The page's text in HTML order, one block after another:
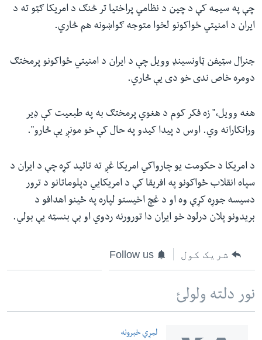
چې په سیمه کې د چین د نظامي پراختیا تر څنګ د امریکا ګټو ته د
ایران د امنیتي ځواکونو لخوا متوجه ګواښونه هم څاري.
جنرال سټیفن ټاونسینډ وویل چې د ایران د امنیتي ځواکونو پرمختګ
دومره خاص ندی خو دی یې څاري.
هغه وویل،" زه فکر کوم د هغوي پرمختګ به په طبعیت کې ډیر
ورانکارانه وي. اوس د پیدا کیدو په حال کې خو مونږ یې څارو".
د امریکا د حکومت یو چارواکي امریکا غږ ته تائید کړه چې د ایران د
سپاه انقلاب ځواکونو په افریقا کې د امریکایي دپلوماتانو د ترور
دسیسه جوړه کړې وه او د غچ اخیستو لپاره په ځینو اهدافو د
بریدونو پلان درلود خو ایران دا تورورنه ردوي او بې بنسټه یې بولي.
شریک کول Follow us
نور دلته ولولئ
لمړي خبرونه